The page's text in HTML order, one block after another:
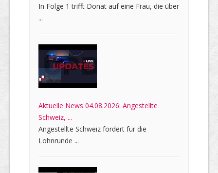
In Folge 1 trifft Donat auf eine Frau, die über
...
Aktuelle News 04.08.2026: Angestellte
Schweiz, ...
Angestellte Schweiz fordert für die
Lohnrunde ...